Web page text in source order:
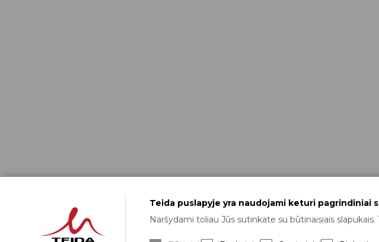
Greitas pristatymas (1-3 d.d.) - nemokamas nuo 89 €
Teida puslapyje yra naudojami keturi pagrindiniai
Naršydami toliau Jūs sutinkate su būtinaisiais